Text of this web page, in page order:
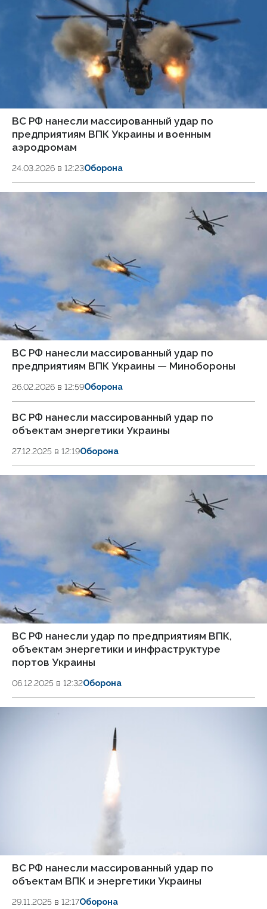
ВС РФ нанесли массированный удар по
предприятиям ВПК Украины и военным
аэродромам
24.03.2026 в 12:23Оборона
ВС РФ нанесли массированный удар по
предприятиям ВПК Украины — Минобороны
26.02.2026 в 12:59Оборона
ВС РФ нанесли массированный удар по
объектам энергетики Украины
27.12.2025 в 12:19Оборона
ВС РФ нанесли удар по предприятиям ВПК,
объектам энергетики и инфраструктуре
портов Украины
06.12.2025 в 12:32Оборона
ВС РФ нанесли массированный удар по
объектам ВПК и энергетики Украины
29.11.2025 в 12:17Оборона